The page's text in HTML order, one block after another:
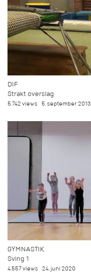
DIF
Strakt overslag
5.742 views 5. september 2013
GYMNASTIK
Sving 1
4.557 views 24. juni 2020